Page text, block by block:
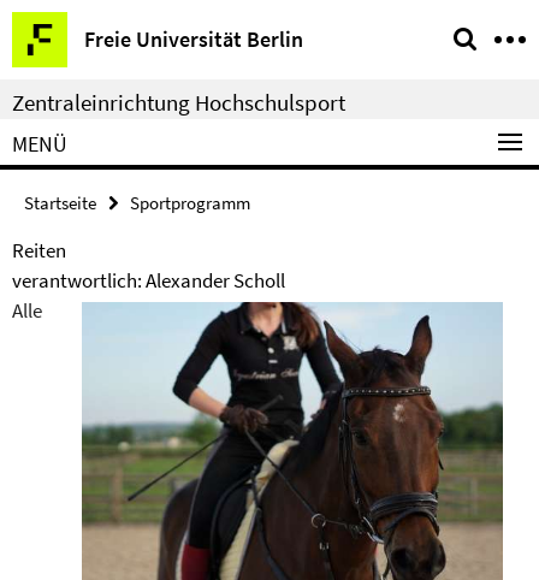
Springe
direkt
zu
Inhalt
Freie Universität Berlin
Service-
Navigation
Zentraleinrichtung Hochschulsport
MENÜ
Startseite Sportprogramm
Reiten
verantwortlich: Alexander Scholl
Alle